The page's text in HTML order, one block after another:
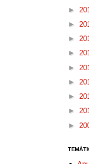
►
►
►
►
►
►
►
►
►